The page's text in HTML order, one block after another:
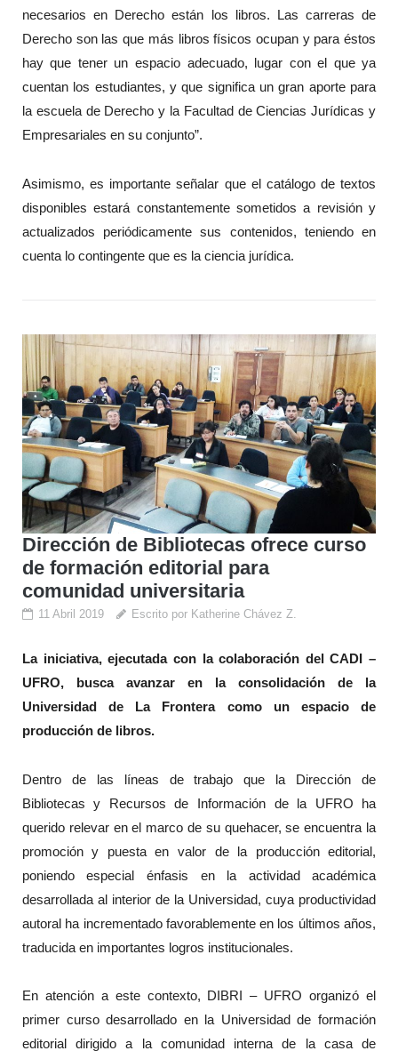
necesarios en Derecho están los libros. Las carreras de
Derecho son las que más libros físicos ocupan y para éstos
hay que tener un espacio adecuado, lugar con el que ya
cuentan los estudiantes, y que significa un gran aporte para
la escuela de Derecho y la Facultad de Ciencias Jurídicas y
Empresariales en su conjunto”.
Asimismo, es importante señalar que el catálogo de textos
disponibles estará constantemente sometidos a revisión y
actualizados periódicamente sus contenidos, teniendo en
cuenta lo contingente que es la ciencia jurídica.
Dirección de Bibliotecas ofrece curso
de formación editorial para
comunidad universitaria
11 Abril 2019 Escrito por Katherine Chávez Z.
La iniciativa, ejecutada con la colaboración del CADI –
UFRO, busca avanzar en la consolidación de la
Universidad de La Frontera como un espacio de
producción de libros.
Dentro de las líneas de trabajo que la Dirección de
Bibliotecas y Recursos de Información de la UFRO ha
querido relevar en el marco de su quehacer, se encuentra la
promoción y puesta en valor de la producción editorial,
poniendo especial énfasis en la actividad académica
desarrollada al interior de la Universidad, cuya productividad
autoral ha incrementado favorablemente en los últimos años,
traducida en importantes logros institucionales.
En atención a este contexto, DIBRI – UFRO organizó el
primer curso desarrollado en la Universidad de formación
editorial dirigido a la comunidad interna de la casa de